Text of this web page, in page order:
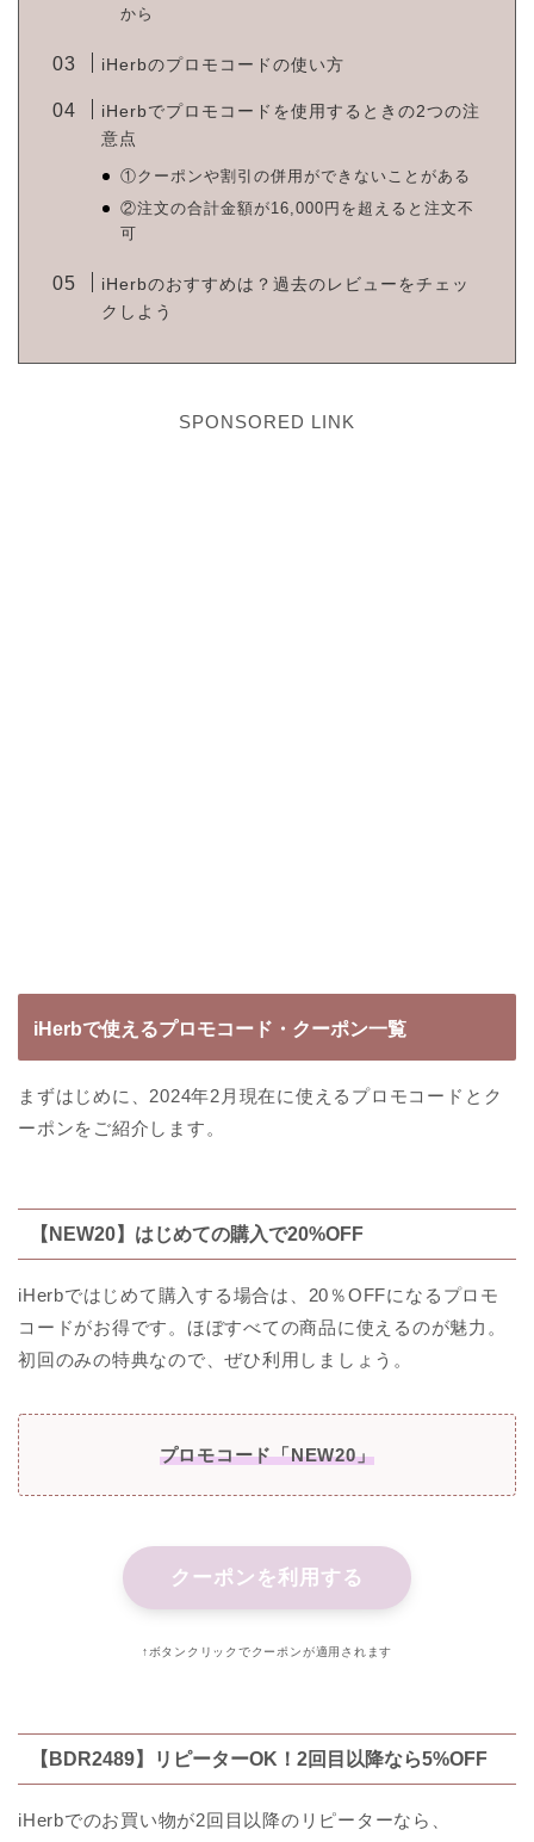
から
iHerbのプロモコードの使い方
iHerbでプロモコードを使用するときの2つの注
意点
①クーポンや割引の併用ができないことがある
②注文の合計金額が16,000円を超えると注文不
可
iHerbのおすすめは？過去のレビューをチェッ
クしよう
SPONSORED LINK
iHerbで使えるプロモコード・クーポン一覧
まずはじめに、2024年2月現在に使えるプロモコードとク
ーポンをご紹介します。
【NEW20】はじめての購入で20%OFF
iHerbではじめて購入する場合は、20％OFFになるプロモ
コードがお得です。ほぼすべての商品に使えるのが魅力。
初回のみの特典なので、ぜひ利用しましょう。
プロモコード「NEW20」
クーポンを利用する
↑ボタンクリックでクーポンが適用されます
【BDR2489】リピーターOK！2回目以降なら5%OFF
iHerbでのお買い物が2回目以降のリピーターなら、